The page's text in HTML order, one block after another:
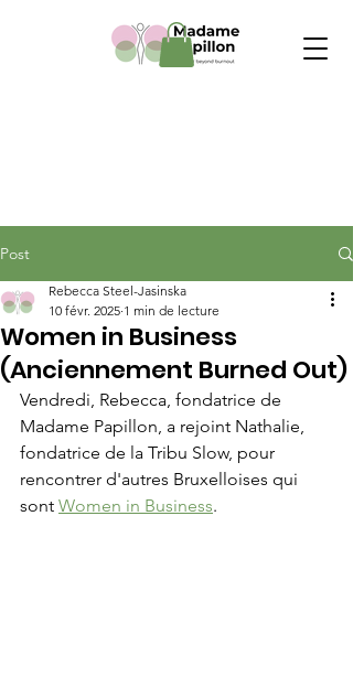
Post
Women in Business
(Anciennement Burned Out)
Rebecca Steel-Jasinska
10 févr. 2025 1 min de lecture
Vendredi, Rebecca, fondatrice de
Madame Papillon, a rejoint Nathalie,
fondatrice de la Tribu Slow, pour
rencontrer d'autres Bruxelloises qui
sont Women in Business.